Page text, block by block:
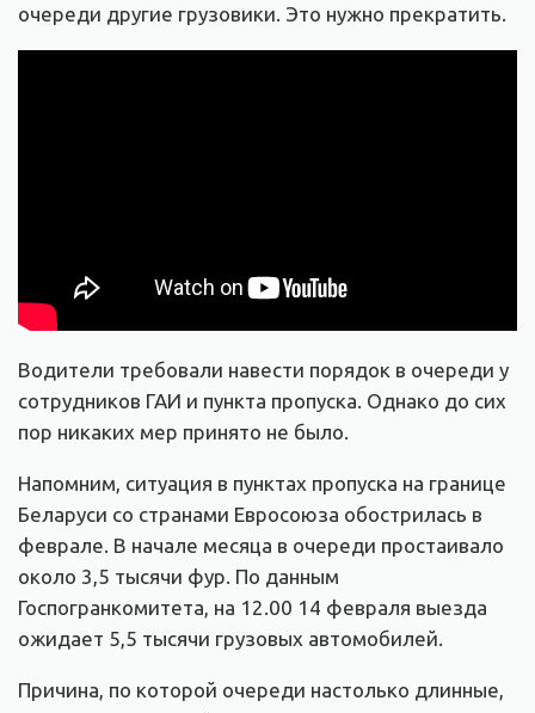
очереди другие грузовики. Это нужно прекратить.
Водители требовали навести порядок в очереди у
сотрудников ГАИ и пункта пропуска. Однако до сих
пор никаких мер принято не было.
Напомним, ситуация в пунктах пропуска на границе
Беларуси со странами Евросоюза обострилась в
феврале. В начале месяца в очереди простаивало
около 3,5 тысячи фур. По данным
Госпогранкомитета, на 12.00 14 февраля выезда
ожидает 5,5 тысячи грузовых автомобилей.
Причина, по которой очереди настолько длинные,